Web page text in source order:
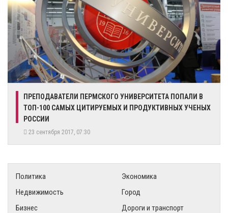
ПРЕПОДАВАТЕЛИ ПЕРМСКОГО УНИВЕРСИТЕТА ПОПАЛИ В
ТОП-100 САМЫХ ЦИТИРУЕМЫХ И ПРОДУКТИВНЫХ УЧЕНЫХ
РОССИИ
23 сентября 2017, 07:30
Политика
Экономика
Недвижимость
Город
Бизнес
Дороги и транспорт